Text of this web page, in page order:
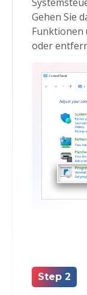
Gehen Sie
Funktionen
oder
Step 2